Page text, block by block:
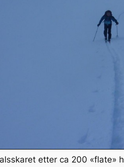
etter ca 200 «flate»